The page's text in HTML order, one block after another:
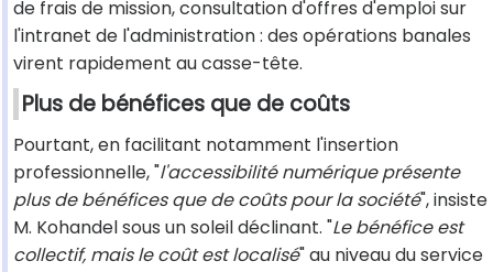
de frais de mission, consultation d'offres d'emploi sur
l'intranet de l'administration : des opérations banales
virent rapidement au casse-tête.
Plus de bénéfices que de coûts
Pourtant, en facilitant notamment l'insertion
professionnelle, "l'accessibilité numérique présente
plus de bénéfices que de coûts pour la société", insiste
M. Kohandel sous un soleil déclinant. "Le bénéfice est
collectif, mais le coût est localisé" au niveau du service